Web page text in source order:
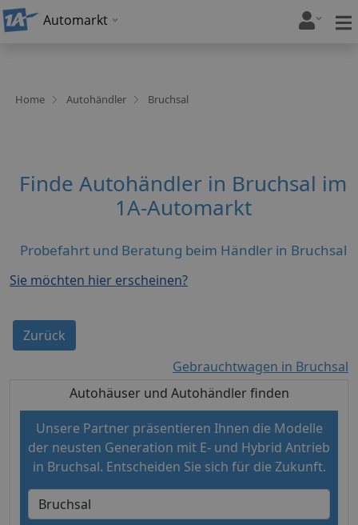
Automarkt
Home Autohändler Bruchsal
Finde Autohändler in Bruchsal im
1A-Automarkt
Probefahrt und Beratung beim Händler in Bruchsal
Sie möchten hier erscheinen?
Zurück
Gebrauchtwagen in Bruchsal
Autohäuser und Autohändler finden
Unsere Partner präsentieren Ihnen die Modelle
der neusten Generation mit E- und Hybrid Antrieb
in Bruchsal. Entscheiden Sie sich für die Zukunft.